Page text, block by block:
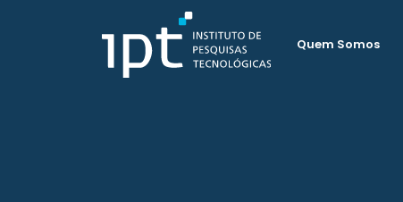
Quem Somos